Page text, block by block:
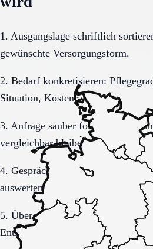
1. Ausgangslage schriftlich
gewünschte Versorgungsform.
2. Bedarf konkretisieren:
Situation, Kostenrahmen.
3. Anfrage sauber formulieren,
vergleichbar bleiben.
4. Gespräche und Besichtigungen
auswerten.
5. Übergang, Kommunikation und
Entscheidung vollständig klären.